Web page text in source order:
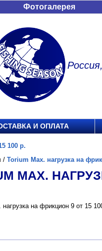
Фотогалерея
И ОПЛАТА
100 р.
/ Torium Max. нагрузка на
MAX.
нагрузка на фрикцион 9 от 15